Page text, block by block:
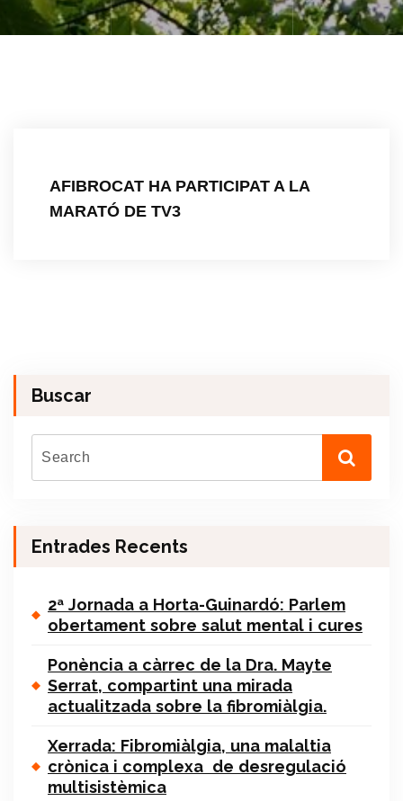
AFIBROCAT HA PARTICIPAT A LA
MARATÓ DE TV3
Buscar
Entrades Recents
2ª Jornada a Horta-Guinardó: Parlem
obertament sobre salut mental i cures
Ponència a càrrec de la Dra. Mayte
Serrat, compartint una mirada
actualitzada sobre la fibromiàlgia.
Xerrada: Fibromiàlgia, una malaltia
crònica i complexa de desregulació
multisistèmica